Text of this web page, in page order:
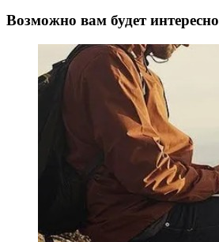
Возможно вам будет интересно